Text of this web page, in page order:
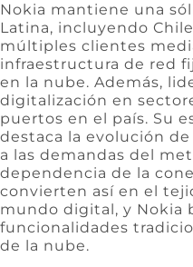
Nokia mantiene una
Latina, incluyendo
múltiples clientes
infraestructura de red
en la nube. Además,
digitalización en
puertos en el país. Su
destaca la evolución
a las demandas del
dependencia de la
convierten así en el
mundo digital, y Nokia
funcionalidades
de la nube.